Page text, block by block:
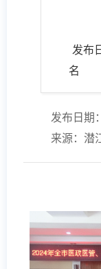
发布
发布日
来源：潜